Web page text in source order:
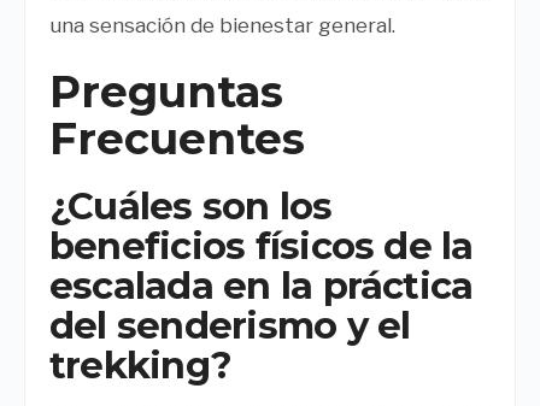
una sensación de bienestar general.
Preguntas
Frecuentes
¿Cuáles son los
beneficios físicos de la
escalada en la práctica
del senderismo y el
trekking?